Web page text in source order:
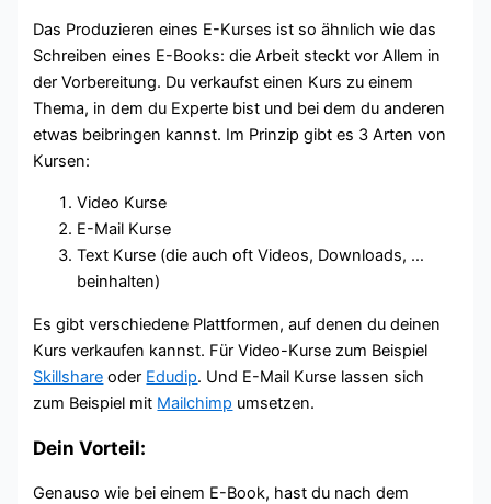
Das Produzieren eines E-Kurses ist so ähnlich wie das
Schreiben eines E-Books: die Arbeit steckt vor Allem in
der Vorbereitung. Du verkaufst einen Kurs zu einem
Thema, in dem du Experte bist und bei dem du anderen
etwas beibringen kannst. Im Prinzip gibt es 3 Arten von
Kursen:
Video Kurse
E-Mail Kurse
Text Kurse (die auch oft Videos, Downloads, …
beinhalten)
Es gibt verschiedene Plattformen, auf denen du deinen
Kurs verkaufen kannst. Für Video-Kurse zum Beispiel
Skillshare oder Edudip. Und E-Mail Kurse lassen sich
zum Beispiel mit Mailchimp umsetzen.
Dein Vorteil:
Genauso wie bei einem E-Book, hast du nach dem